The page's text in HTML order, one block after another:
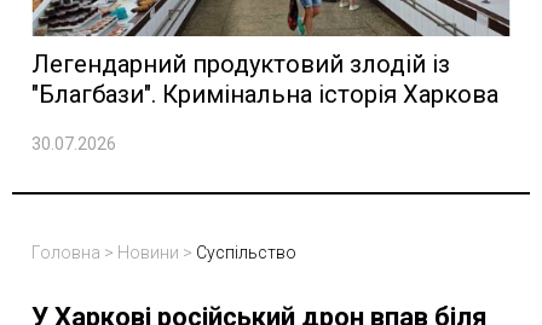
Легендарний продуктовий злодій із
"Благбази". Кримінальна історія Харкова
30.07.2026
Головна > Новини > Суспільство
У Харкові російський дрон впав біля